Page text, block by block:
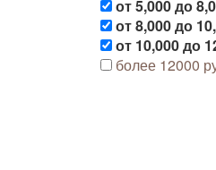
от 5,000 до
от 8,000 до
от 10,000 до
более 12000